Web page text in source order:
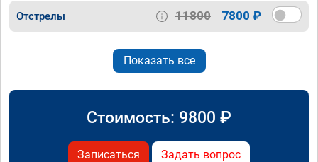
Отстрелы 11800 7800 ₽
Показать все
Стоимость: 9800 ₽
Записаться Задать вопрос